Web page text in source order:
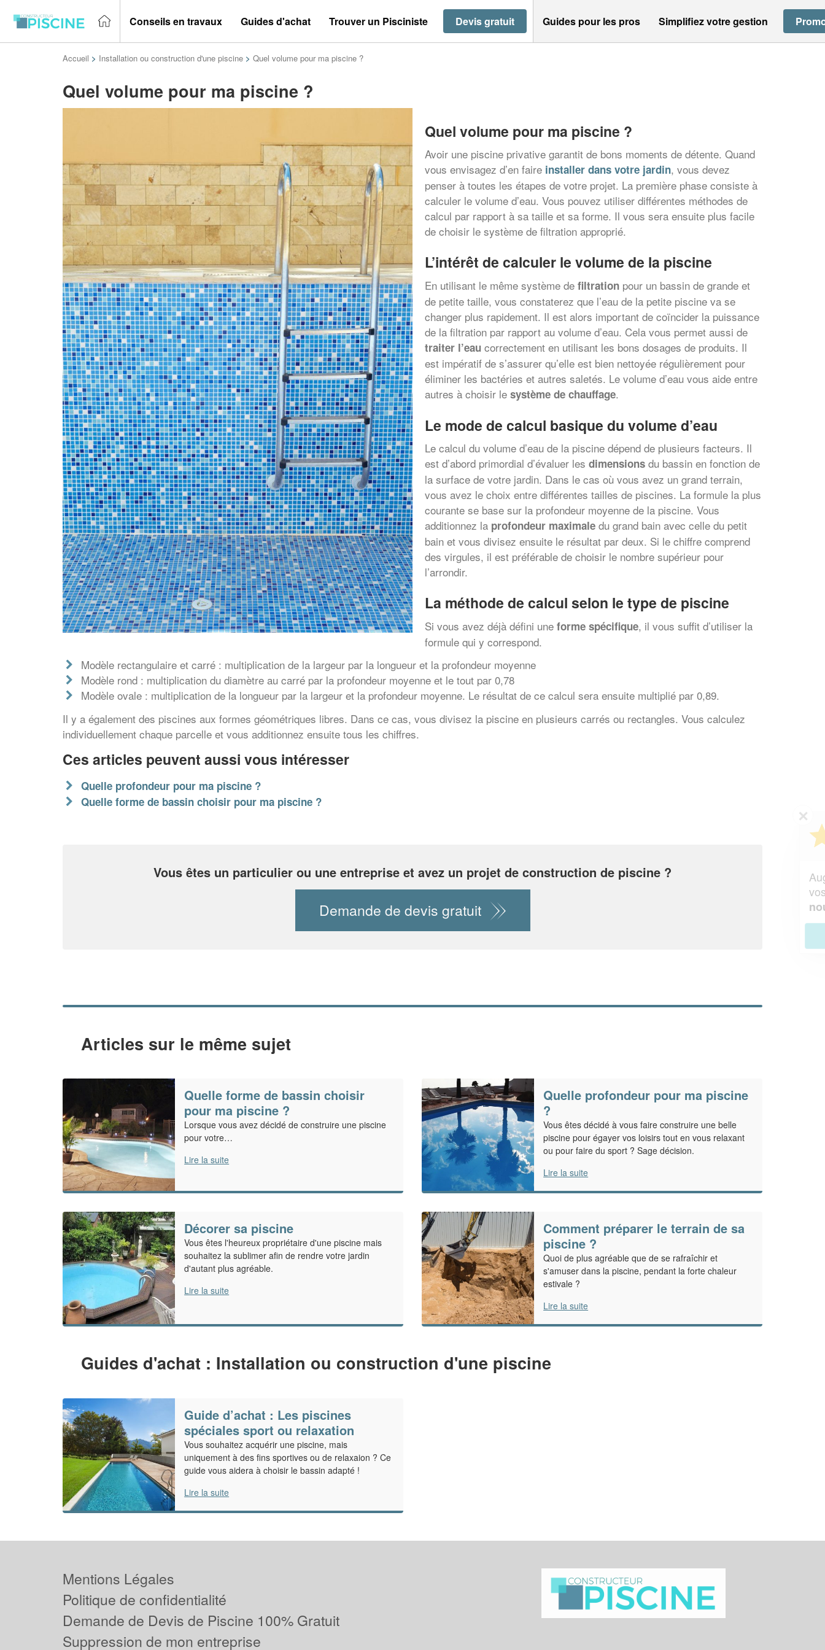
Conseils en travaux Guides d'achat Trouver un Pisciniste Devis gratuit Guides pour les pros Simplifiez votre gestion
Accueil > Installation ou construction d'une piscine > Quel volume pour ma piscine ?
Quel volume pour ma piscine ?
Quel volume pour ma piscine ?
Avoir une piscine privative garantit de bons moments de détente. Quand
vous envisagez d’en faire installer dans votre jardin, vous devez
penser à toutes les étapes de votre projet. La première phase consiste à
calculer le volume d’eau. Vous pouvez utiliser différentes méthodes de
calcul par rapport à sa taille et sa forme. Il vous sera ensuite plus facile
de choisir le système de filtration approprié.
L’intérêt de calculer le volume de la piscine
En utilisant le même système de filtration pour un bassin de grande et
de petite taille, vous constaterez que l’eau de la petite piscine va se
changer plus rapidement. Il est alors important de coïncider la puissance
de la filtration par rapport au volume d’eau. Cela vous permet aussi de
traiter l’eau correctement en utilisant les bons dosages de produits. Il
est impératif de s’assurer qu’elle est bien nettoyée régulièrement pour
éliminer les bactéries et autres saletés. Le volume d’eau vous aide entre
autres à choisir le système de chauffage.
Le mode de calcul basique du volume d’eau
Le calcul du volume d’eau de la piscine dépend de plusieurs facteurs. Il
est d’abord primordial d’évaluer les dimensions du bassin en fonction de
la surface de votre jardin. Dans le cas où vous avez un grand terrain,
vous avez le choix entre différentes tailles de piscines. La formule la plus
courante se base sur la profondeur moyenne de la piscine. Vous
additionnez la profondeur maximale du grand bain avec celle du petit
bain et vous divisez ensuite le résultat par deux. Si le chiffre comprend
des virgules, il est préférable de choisir le nombre supérieur pour
l’arrondir.
La méthode de calcul selon le type de piscine
Si vous avez déjà défini une forme spécifique, il vous suffit d’utiliser la
formule qui y correspond.
Modèle rectangulaire et carré : multiplication de la largeur par la longueur et la profondeur moyenne
Modèle rond : multiplication du diamètre au carré par la profondeur moyenne et le tout par 0,78
Modèle ovale : multiplication de la longueur par la largeur et la profondeur moyenne. Le résultat de ce calcul sera ensuite multiplié par 0,89.
Il y a également des piscines aux formes géométriques libres. Dans ce cas, vous divisez la piscine en plusieurs carrés ou rectangles. Vous calculez
individuellement chaque parcelle et vous additionnez ensuite tous les chiffres.
Ces articles peuvent aussi vous intéresser
Quelle profondeur pour ma piscine ?
Quelle forme de bassin choisir pour ma piscine ?
Vous êtes un particulier ou une entreprise et avez un projet de construction de piscine ?
Demande de devis gratuit
Articles sur le même sujet
Quelle forme de bassin choisir
pour ma piscine ?
Lorsque vous avez décidé de construire une piscine
pour votre…
Lire la suite
Quelle profondeur pour ma piscine
?
Vous êtes décidé à vous faire construire une belle
piscine pour égayer vos loisirs tout en vous relaxant
ou pour faire du sport ? Sage décision.
Lire la suite
Décorer sa piscine
Vous êtes l'heureux propriétaire d'une piscine mais
souhaitez la sublimer afin de rendre votre jardin
d'autant plus agréable.
Lire la suite
Comment préparer le terrain de sa
piscine ?
Quoi de plus agréable que de se rafraîchir et
s'amuser dans la piscine, pendant la forte chaleur
estivale ?
Lire la suite
Guides d'achat : Installation ou construction d'une piscine
Guide d’achat : Les piscines
spéciales sport ou relaxation
Vous souhaitez acquérir une piscine, mais
uniquement à des fins sportives ou de relaxaion ? Ce
guide vous aidera à choisir le bassin adapté !
Lire la suite
Augmentez votre
Mentions Légales
Politique de confidentialité
Demande de Devis de Piscine 100% Gratuit
Suppression de mon entreprise